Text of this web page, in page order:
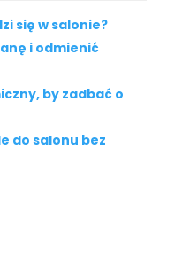
się w salonie?
i odmienić
by zadbać o
do salonu bez